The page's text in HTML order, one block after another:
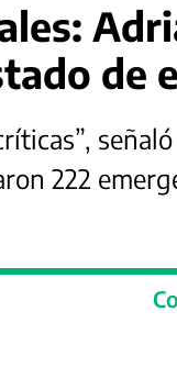
de
222